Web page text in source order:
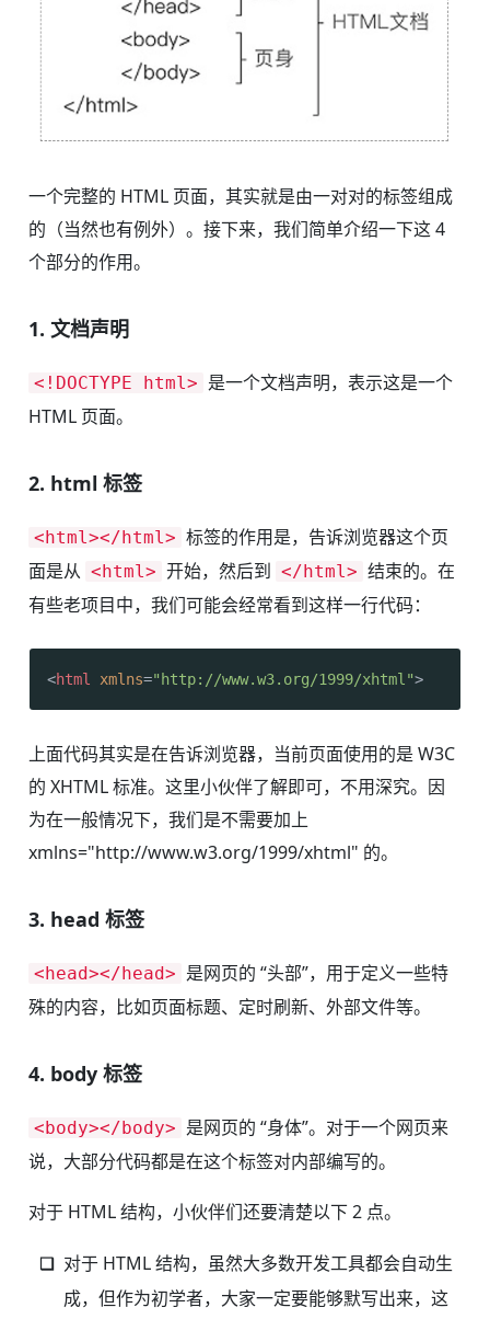
一个完整的 HTML 页面，其实就是由一对对的标签组成
的（当然也有例外）。接下来，我们简单介绍一下这 4
个部分的作用。
1. 文档声明
<!DOCTYPE html> 是一个文档声明，表示这是一个
HTML 页面。
2. html 标签
<html></html> 标签的作用是，告诉浏览器这个页
面是从 <html> 开始，然后到 </html> 结束的。在
有些老项目中，我们可能会经常看到这样一行代码：
<html xmlns="http://www.w3.org/1999/xhtml">
上面代码其实是在告诉浏览器，当前页面使用的是 W3C
的 XHTML 标准。这里小伙伴了解即可，不用深究。因
为在一般情况下，我们是不需要加上
xmlns="http://www.w3.org/1999/xhtml" 的。
3. head 标签
<head></head> 是网页的 “头部”，用于定义一些特
殊的内容，比如页面标题、定时刷新、外部文件等。
4. body 标签
<body></body> 是网页的 “身体”。对于一个网页来
说，大部分代码都是在这个标签对内部编写的。
对于 HTML 结构，小伙伴们还要清楚以下 2 点。
对于 HTML 结构，虽然大多数开发工具都会自动生
成，但作为初学者，大家一定要能够默写出来，这